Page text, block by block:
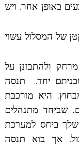
באופן אחר. ויש
של המסלול עשוי
ולהתבונן על
יחד. תנסה
היא מורכבת
שביחד מתנהלים
שלך ביחס למערכת
אך בוא תנסה